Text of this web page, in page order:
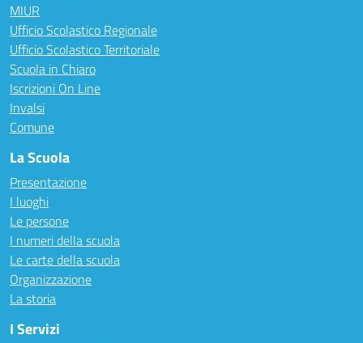
MIUR
Ufficio Scolastico Regionale
Ufficio Scolastico Territoriale
Scuola in Chiaro
Iscrizioni On Line
Invalsi
Comune
La Scuola
Presentazione
I luoghi
Le persone
I numeri della scuola
Le carte della scuola
Organizzazione
La storia
I Servizi